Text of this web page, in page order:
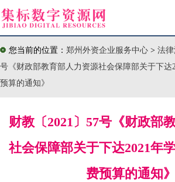
您当前的位置： 郑州外资企业服务中心 > 法
号《财政部教育部人力资源社会保障部关于下达
预算的通知》
财教〔2021〕57号《财政部
社会保障部关于下达2021年
费预算的通知》